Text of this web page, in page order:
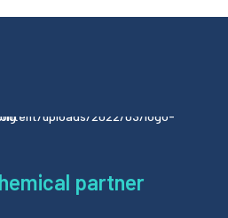
partner